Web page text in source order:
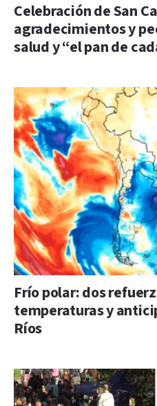
Celebración de San
agradecimientos y
salud y “el pan de
Frío polar: dos
temperaturas y
Ríos